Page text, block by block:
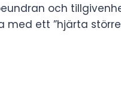
och
med ett ”hjärta